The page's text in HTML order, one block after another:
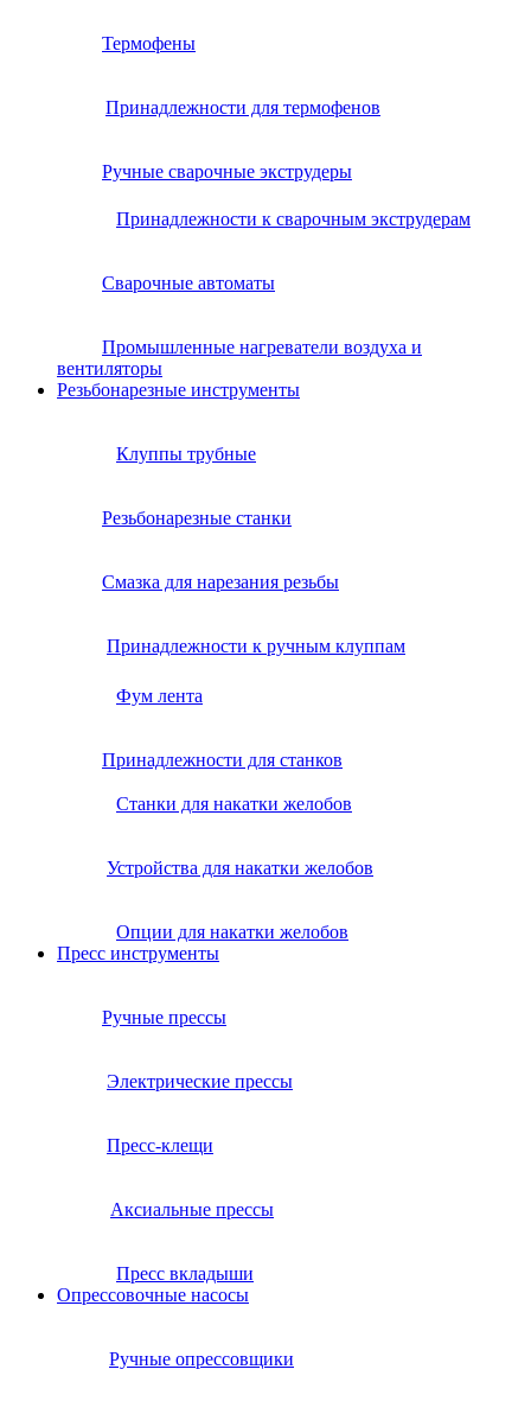
Термофены
Принадлежности для термофенов
Ручные сварочные экструдеры
Принадлежности к сварочным экструдерам
Сварочные автоматы
Промышленные нагреватели воздуха и
вентиляторы
Резьбонарезные инструменты
Клуппы трубные
Резьбонарезные станки
Смазка для нарезания резьбы
Принадлежности к ручным клуппам
Фум лента
Принадлежности для станков
Станки для накатки желобов
Устройства для накатки желобов
Опции для накатки желобов
Пресс инструменты
Ручные прессы
Электрические прессы
Пресс-клещи
Аксиальные прессы
Пресс вкладыши
Опрессовочные насосы
Ручные опрессовщики